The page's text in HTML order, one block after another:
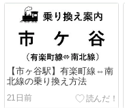
【市ヶ谷駅】有楽町線⇔南
北線の乗り換え方法
21日前